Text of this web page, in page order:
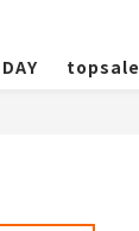
topsale